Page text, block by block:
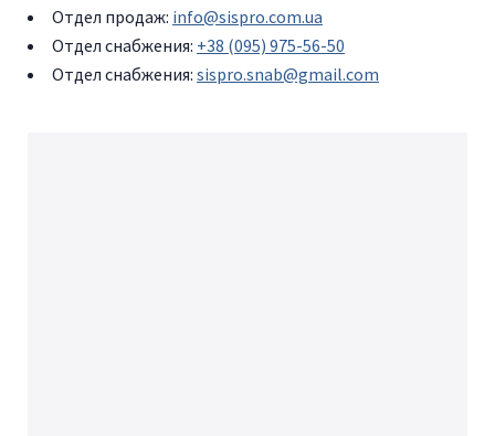
Отдел продаж: info@sispro.com.ua
Отдел снабжения: +38 (095) 975-56-50
Отдел снабжения: sispro.snab@gmail.com